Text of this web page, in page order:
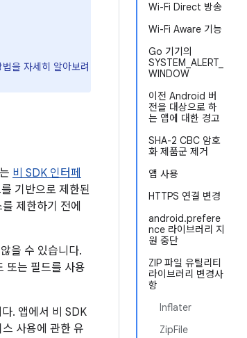
Wi-Fi Direct 방송
Wi-Fi Aware 기능
Go 기기의
SYSTEM_ALERT_
WINDOW
이전 Android 버
전을 대상으로 하
는 앱에 대한 경고
SHA-2 CBC 암호
화 제품군 제거
앱 사용
HTTPS 연결 변경
android.prefere
nce 라이브러리 지
원 중단
ZIP 파일 유틸리티
라이브러리 변경사
항
Inflater
ZipFile
을 자세히 알아보려
비 SDK 인터페
기반으로 제한된
제한하기 전에
을 수 있습니다.
또는 필드를 사용
. 앱에서 비 SDK
사용에 관한 유